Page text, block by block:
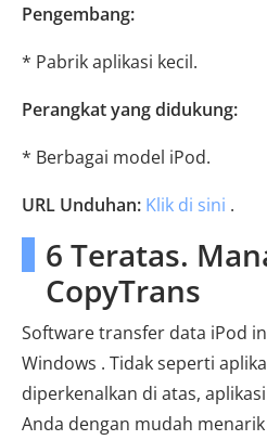
Pengembang:
* Pabrik aplikasi kecil.
Perangkat yang didukung:
* Berbagai model iPod.
URL Unduhan: Klik di sini .
6 Teratas.
CopyTrans
Software transfer data iPod
Windows . Tidak seperti
diperkenalkan di atas,
Anda dengan mudah